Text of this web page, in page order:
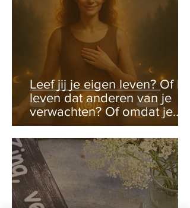
Leef jij je eigen leven? Of het
leven dat anderen van je
verwachten? Of omdat je
dacht dat het zo het beste
is?